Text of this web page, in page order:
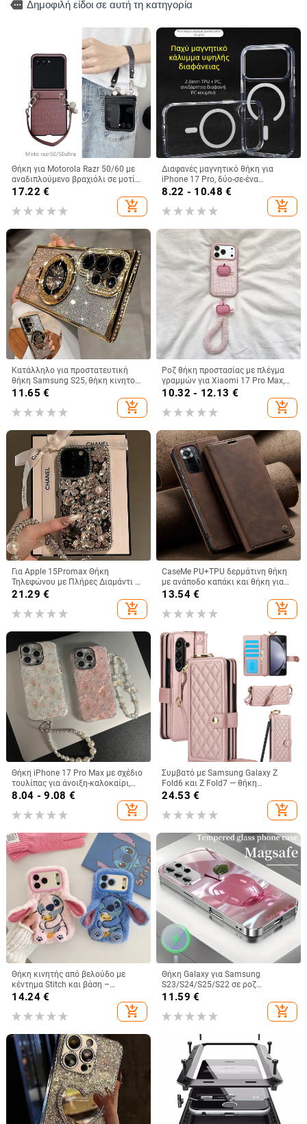
more Δημοφιλή είδοι σε αυτή τη κατηγορία
Θήκη για Motorola Razr 50/60 με
αναδιπλούμενο βραχιόλι σε μοτίβο
κροκοδειλικού δέρματος
17.22 €
add_shopping_cart
Διαφανές μαγνητικό θήκη για
iPhone 17 Pro, δύο-σε-ένα
προστατευτικό κάλυμμα με
παχύτερο πλαίσιο και μεγάλο
άνοιγμα
8.22 - 10.48 €
add_shopping_cart
Κατάλληλο για προστατευτική
θήκη Samsung S25, θήκη κινητού
τηλεφώνου Edge Drill, S24,
διαφανής μαγνητική θήκη με
στρας, A56, αντιολισθητική
11.65 €
add_shopping_cart
Ροζ θήκη προστασίας με πλέγμα
γραμμών για Xiaomi 17 Pro Max,
15 Pro και Redmi Note 14/Note 15
10.32 - 12.13 €
add_shopping_cart
Για Apple 15Promax Θήκη
Τηλεφώνου με Πλήρες Διαμάντι 16
Πολυτελής Προστατευτική Θήκη
Κουνελιού με Στρας 15pro 13
Βραχιόλι 14
21.29 €
add_shopping_cart
CaseMe PU+TPU δερμάτινη θήκη
με ανάποδο καπάκι και θήκη για
κάρτες για Redmi Note 10 και
μαγνητικό κλείσιμο
13.54€
add_shopping_cart
Θήκη iPhone 17 Pro Max με σχέδιο
τουλίπας για άνοιξη-καλοκαίρι,
IMD πολυτελής αίσθηση, 14 μοτίβα
κελύφους, 15 ακριβείς οπές
8.04 - 9.08 €
add_shopping_cart
Συμβατό με Samsung Galaxy Z
Fold6 και Z Fold7 — θήκη
τηλεφώνου από δέρμα με υποδοχή
για στυλό, αναδιπλούμενη, κομψός
σχεδιασμός, με λουράκι καρπού,
24.53 €
add_shopping_cart
Θήκη κινητής από βελούδο με
κέντημα Stitch και βάση –
χειροποίητο καρτούν στυλ,
προστασία από πτώσεις, συμβατή
με iPhone 11–17 σειρές
14.24€
add_shopping_cart
Θήκη Galaxy για Samsung
S23/S24/S25/S22 σε ροζ
παγωμένο κρύσταλλο με πλήρη
κάλυψη και μεταλλικό φινίρισμα
11.59 €
add_shopping_cart